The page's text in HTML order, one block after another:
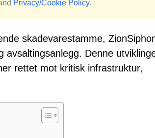
Privacy/Cookie Policy.
skadevarestamme,
avsaltingsanlegg. Denne
rettet mot kritisk infrastruktur,